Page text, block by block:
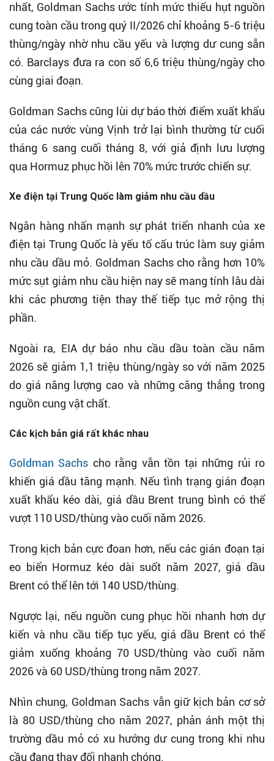
nhất, Goldman Sachs ước tính mức thiếu hụt nguồn
cung toàn cầu trong quý II/2026 chỉ khoảng 5-6 triệu
thùng/ngày nhờ nhu cầu yếu và lượng dư cung sẵn
có. Barclays đưa ra con số 6,6 triệu thùng/ngày cho
cùng giai đoạn.
Goldman Sachs cũng lùi dự báo thời điểm xuất khẩu
của các nước vùng Vịnh trở lại bình thường từ cuối
tháng 6 sang cuối tháng 8, với giả định lưu lượng
qua Hormuz phục hồi lên 70% mức trước chiến sự.
Xe điện tại Trung Quốc làm giảm nhu cầu dầu
Ngân hàng nhấn mạnh sự phát triển nhanh của xe
điện tại Trung Quốc là yếu tố cấu trúc làm suy giảm
nhu cầu dầu mỏ. Goldman Sachs cho rằng hơn 10%
mức sụt giảm nhu cầu hiện nay sẽ mang tính lâu dài
khi các phương tiện thay thế tiếp tục mở rộng thị
phần.
Ngoài ra, EIA dự báo nhu cầu dầu toàn cầu năm
2026 sẽ giảm 1,1 triệu thùng/ngày so với năm 2025
do giá năng lượng cao và những căng thẳng trong
nguồn cung vật chất.
Các kịch bản giá rất khác nhau
Goldman Sachs cho rằng vẫn tồn tại những rủi ro
khiến giá dầu tăng mạnh. Nếu tình trạng gián đoạn
xuất khẩu kéo dài, giá dầu Brent trung bình có thể
vượt 110 USD/thùng vào cuối năm 2026.
Trong kịch bản cực đoan hơn, nếu các gián đoạn tại
eo biển Hormuz kéo dài suốt năm 2027, giá dầu
Brent có thể lên tới 140 USD/thùng.
Ngược lại, nếu nguồn cung phục hồi nhanh hơn dự
kiến và nhu cầu tiếp tục yếu, giá dầu Brent có thể
giảm xuống khoảng 70 USD/thùng vào cuối năm
2026 và 60 USD/thùng trong năm 2027.
Nhìn chung, Goldman Sachs vẫn giữ kịch bản cơ sở
là 80 USD/thùng cho năm 2027, phản ánh một thị
trường dầu mỏ có xu hướng dư cung trong khi nhu
cầu đang thay đổi nhanh chóng.